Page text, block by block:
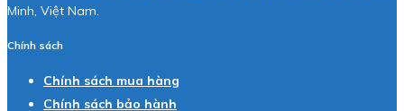
Minh, Việt Nam.
Chính sách
Chính sách mua hàng
Chính sách bảo hành